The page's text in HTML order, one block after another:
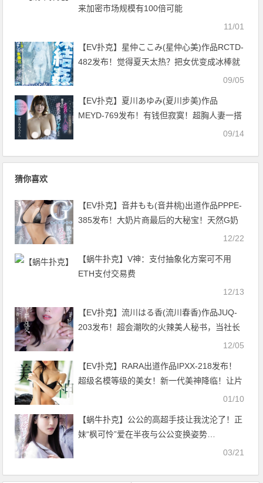
来加密市场规模有100倍可能
11/01
【EV扑克】星仲ここみ(星仲心美)作品RCTD-
482发布！觉得夏天太热？把女优变成冰棒就
09/05
【EV扑克】夏川あゆみ(夏川步美)作品
MEYD-769发布！有钱但寂寞！超胸人妻一搭
09/14
猜你喜欢
【EV扑克】音井もも(音井桃)出道作品PPPE-
385发布！大奶片商最后的大秘宝！天然G奶
12/22
【蜗牛扑克】V神：支付抽象化方案可不用
ETH支付交易费
12/13
【EV扑克】流川はる香(流川春香)作品JUQ-
203发布！超会潮吹的火辣美人秘书，当社长
的情人「办公室激情中出」！【EV扑克官12/05
【EV扑克】RARA出道作品IPXX-218发布！
超级名模等级的美女！新一代美神降临！让片
商用礼车去载的超级新人「RARA」现身【EV
01/10
【蜗牛扑克】公公的高超手技让我沈沦了！正
妹“枫可怜”爱在半夜与公公变换姿势…
03/21